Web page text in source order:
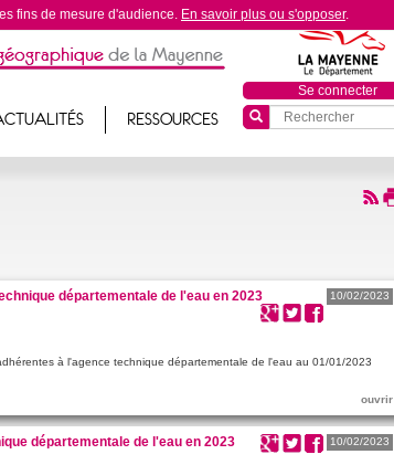
fins de mesure d'audience. En savoir plus ou s'opposer.
Se connecter
RESSOURCES
Boîte
de
départementale de l'eau en 2023 10/02/2023
à l'agence technique départementale de l'eau au 01/01/2023
ouvrir
départementale de l'eau en 2023
10/02/2023